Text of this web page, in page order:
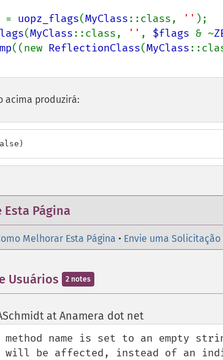
= uopz_flags(MyClass::class, ''
(MyClass::class, '' , $flags & ~
((new ReflectionClass(MyClass
acima produzirá:
Esta Página
Melhorar Esta Página • Envie uma
Usuários 2 notes
at Anamera dot net¶
name is set to an empty
be affected, instead of an